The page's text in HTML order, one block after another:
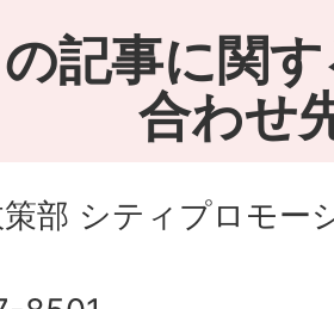
記事に関
合わせ
部 シティプロモー